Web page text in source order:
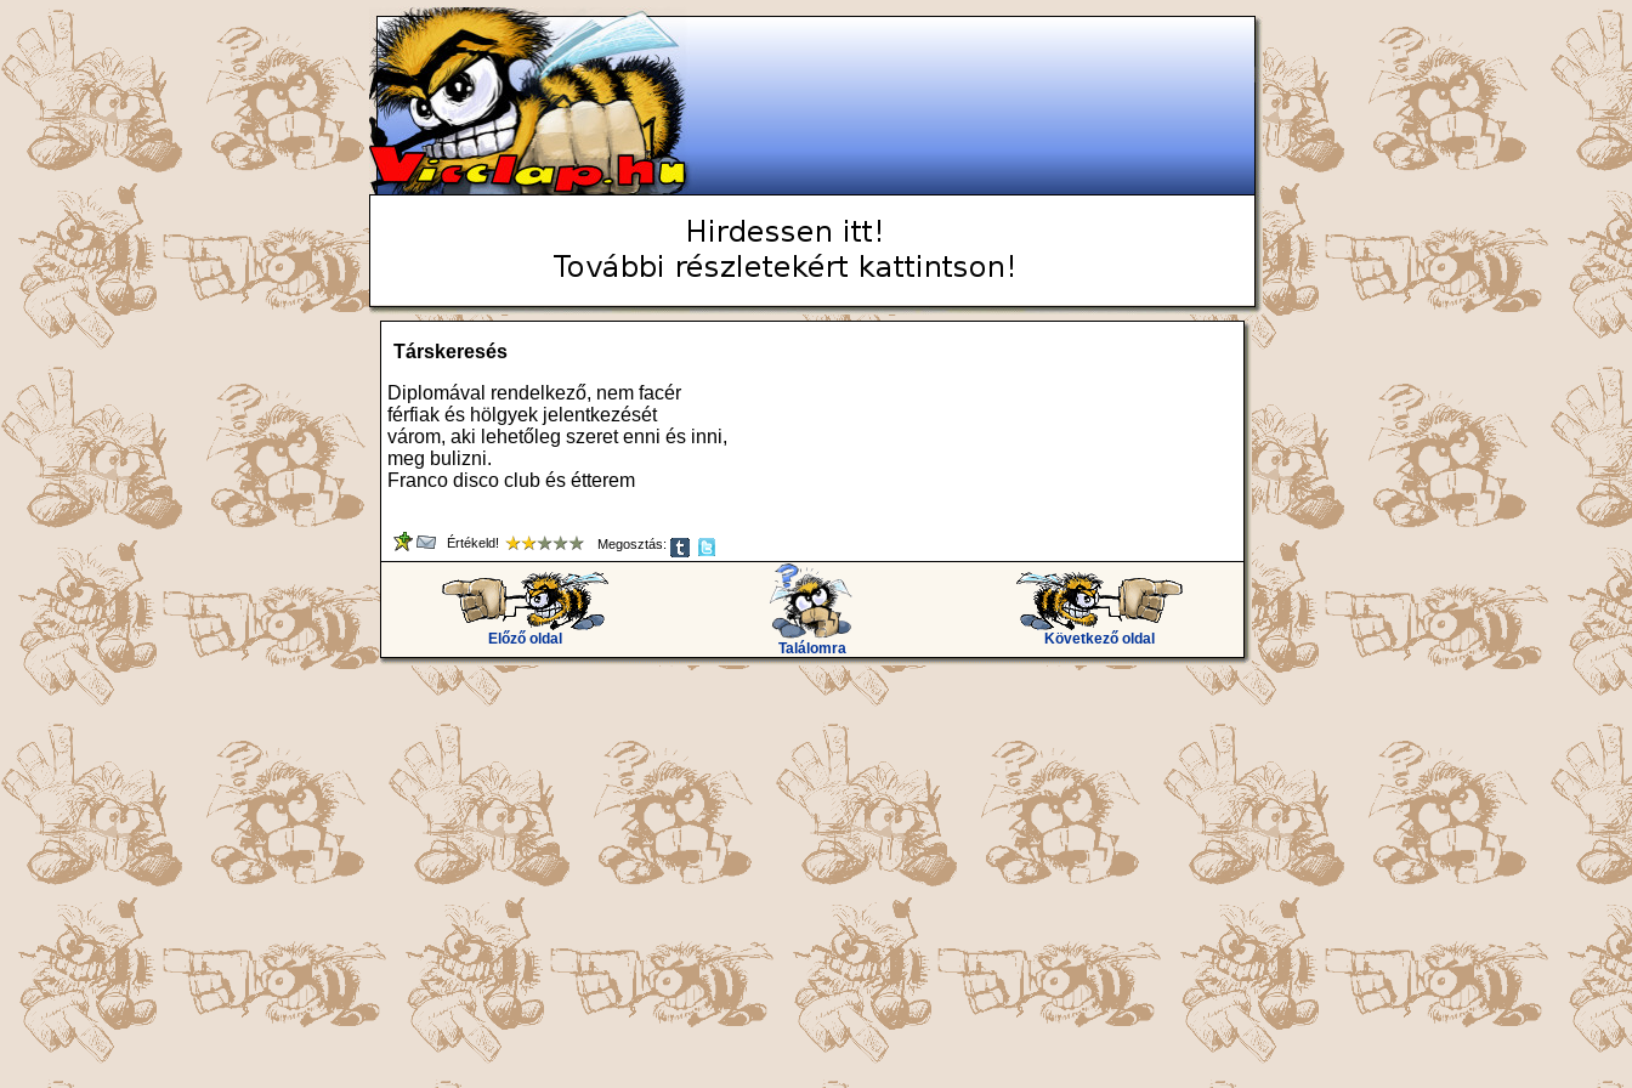
Társkeresés
Diplomával rendelkező, nem facér
férfiak és hölgyek jelentkezését
várom, aki lehetőleg szeret enni és inni,
meg bulizni.
Franco disco club és étterem
Értékeld! Megosztás:
Előző oldal
Találomra
Következő oldal